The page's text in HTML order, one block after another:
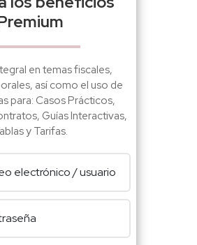
en temas fiscales,
así como el uso de
para: Casos Prácticos,
Guías Interactivas,
y Tarifas.